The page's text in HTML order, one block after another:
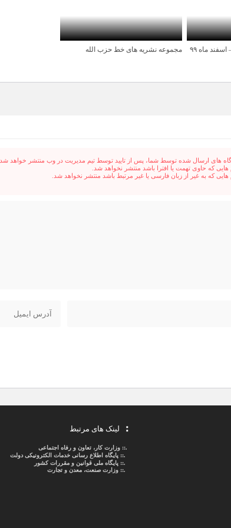
10 سال قبل
مجموعه نشریه های خط حزب الله
های ارسال شده توسط شما، پس از تایید توسط تیم مدیریت در وب منتشر خواهد شد.
هایی که حاوی تهمت یا افترا باشد منتشر نخواهد شد.
هایی که به غیر از زبان فارسی یا غیر مرتبط باشد منتشر نخواهد شد.
لینک های مرتبط
.::وزارت کار، تعاون و رفاه اجتماعی
.::پایگاه اطلاع رسانی خدمات الکترونیکی دولت
.::پایگاه ملی قوانین و مقررات کشور
.:: وزارت صنعت، معدن و تجارت